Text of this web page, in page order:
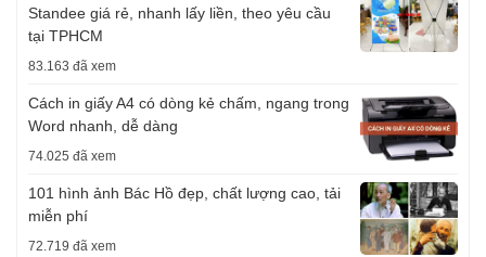
Standee giá rẻ, nhanh lấy liền, theo yêu cầu
tại TPHCM
83.163 đã xem
Cách in giấy A4 có dòng kẻ chấm, ngang trong
Word nhanh, dễ dàng
74.025 đã xem
101 hình ảnh Bác Hồ đẹp, chất lượng cao, tải
miễn phí
72.719 đã xem